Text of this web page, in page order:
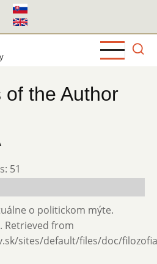
of the Author
51
o politickom mýte.
Retrieved from
sites/default/files/doc/